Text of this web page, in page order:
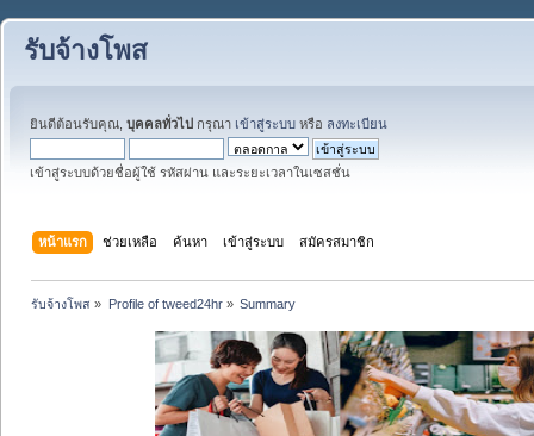
รับจ้างโพส
ยินดีต้อนรับคุณ, บุคคลทั่วไป กรุณา เข้าสู่ระบบ หรือ ลงทะเบียน
เข้าสู่ระบบด้วยชื่อผู้ใช้ รหัสผ่าน และระยะเวลาในเซสชั่น
หน้าแรก ช่วยเหลือ ค้นหา เข้าสู่ระบบ สมัครสมาชิก
รับจ้างโพส » Profile of tweed24hr» Summary